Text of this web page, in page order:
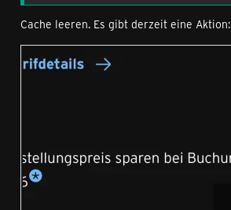
Cache leeren. Es gibt derzeit eine Aktion: